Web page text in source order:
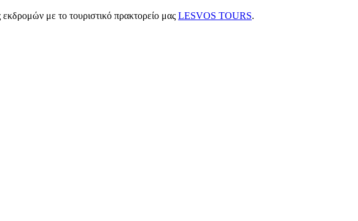
εκδρομών με το τουριστικό πρακτορείο μας LESVOS TOURS.